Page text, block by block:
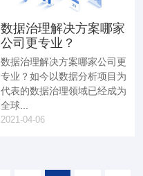
数据治理解决方案哪家
公司更专业？
数据治理解决方案哪家公司更
专业？如今以数据分析项目为
代表的数据治理领域已经成为
全球...
2021-04-06